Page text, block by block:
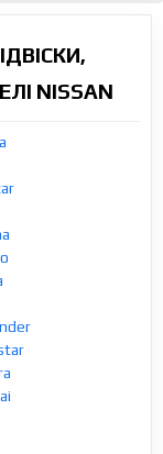
NISSAN